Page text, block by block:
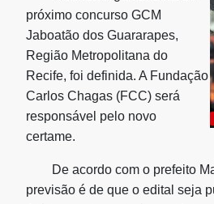
próximo concurso GCM
Jaboatão dos Guararapes,
Região Metropolitana do
Recife, foi definida. A Fundação
Carlos Chagas (FCC) será
responsável pelo novo
certame.
De acordo com o prefeito
previsão é de que o edital seja